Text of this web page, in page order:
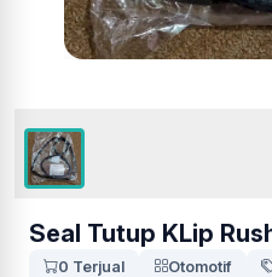
Seal Tutup KLip
0 Terjual Otomotif